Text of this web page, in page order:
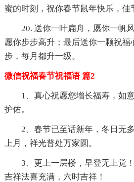
蜜的时刻，祝你春节鼠年快乐，佳
20. 送你一叶扁舟，愿你一帆
愿你步步高升；最后送你一颗祝福
步，每月都升一级。
微信祝福春节祝福语 篇2
1、真心祝愿您增长福寿，如
护佑。
2、春节已至话新年，冬日无
上月，祥光普处万家圆。
3、更上一层楼，早登无上觉
吉祥法喜充满，六时吉祥！